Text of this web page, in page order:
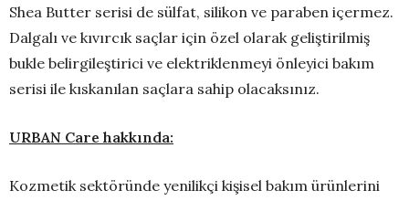
Shea Butter serisi de sülfat, silikon ve paraben içermez.
Dalgalı ve kıvırcık saçlar için özel olarak geliştirilmiş
bukle belirgileştirici ve elektriklenmeyi önleyici bakım
serisi ile kıskanılan saçlara sahip olacaksınız.
URBAN Care hakkında:
Kozmetik sektöründe yenilikçi kişisel bakım ürünlerini